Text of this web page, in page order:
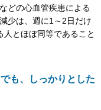
どの心血管疾患による
少は、週に1～2日だけ
とほぼ同等であること
も、しっかりとした